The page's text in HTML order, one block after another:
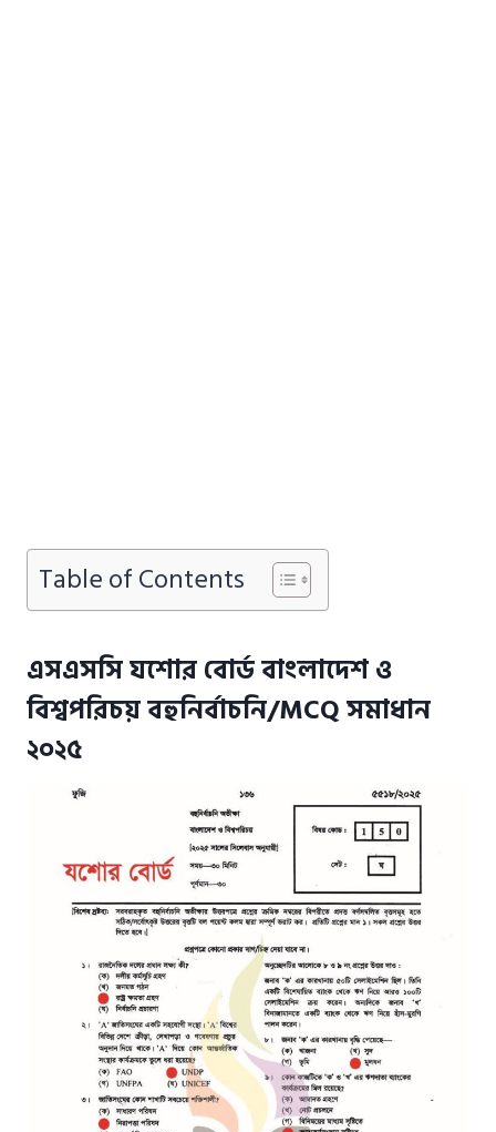
Table of Contents
এসএসসি যশোর বোর্ড বাংলাদেশ ও
বিশ্বপরিচয় বহুনির্বাচনি/MCQ সমাধান
২০২৫